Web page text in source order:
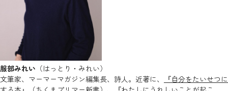
服部みれい （はっとり・みれい）
文筆家、マーマーマガジン編集長、詩人。近著に、
『自分をたいせつに